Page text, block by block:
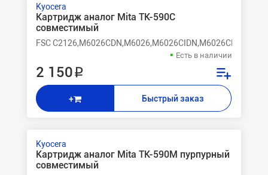
Kyocera
Картридж аналог Mita TK-590C
совместимый
FSC
Есть в наличии
2 150 ₽
+ Быстрый заказ
Kyocera
Картридж аналог Mita TK-590M пурпурный
совместимый